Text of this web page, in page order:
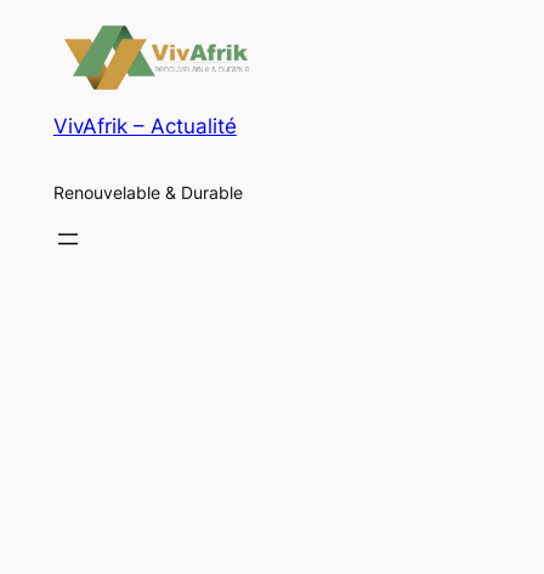
VivAfrik – Actualité
Renouvelable & Durable